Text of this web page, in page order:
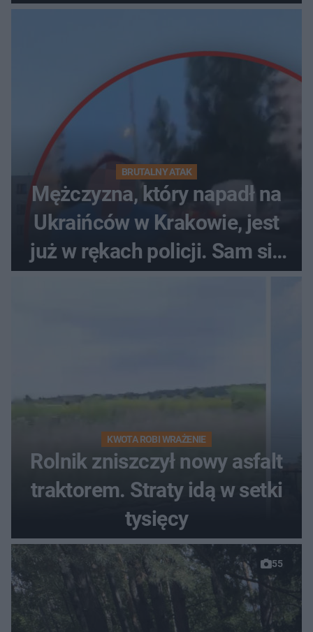
pościelą
BRUTALNY ATAK
Mężczyzna, który napadł na
Ukraińców w Krakowie, jest
już w rękach policji. Sam się
KWOTA ROBI WRAŻENIE
Rolnik zniszczył nowy asfalt
traktorem. Straty idą w setki
tysięcy
55